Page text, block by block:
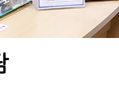
행을